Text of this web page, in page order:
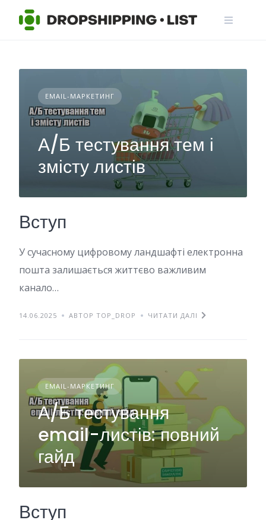
EMAIL-МАРКЕТИНГ
А/Б тестування тем і
змісту листів
Вступ
У сучасному цифровому ландшафті електронна
пошта залишається життєво важливим
канало…
14.06.2025 АВТОР TOP_DROP ЧИТАТИ ДАЛІ
EMAIL-МАРКЕТИНГ
А/Б тестування
email-листів: повний
гайд
Вступ